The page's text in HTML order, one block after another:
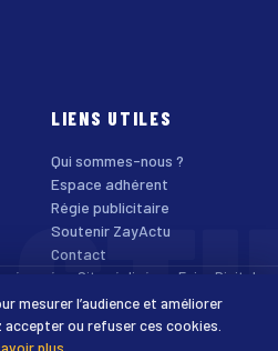
LIENS UTILES
Qui sommes-nous ?
Espace adhérent
Régie publicitaire
Soutenir ZayActu
Contact
· Site réalisé par Enjoy Digital
Cookies Accessibilité
mesurer l’audience et améliorer
ou refuser ces cookies.
plus